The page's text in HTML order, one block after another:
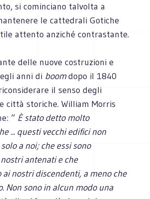
si cominciano talvolta a
le cattedrali Gotiche
attento anziché contrastante.
delle nuove costruzioni e
anni di boomdopo il 1840
il senso degli
città storiche. William Morris
“ È stato detto molto
... questi vecchi edifici non
a noi; che essi sono
antenati e che
nostri discendenti, a meno che
Non sono in alcun modo una